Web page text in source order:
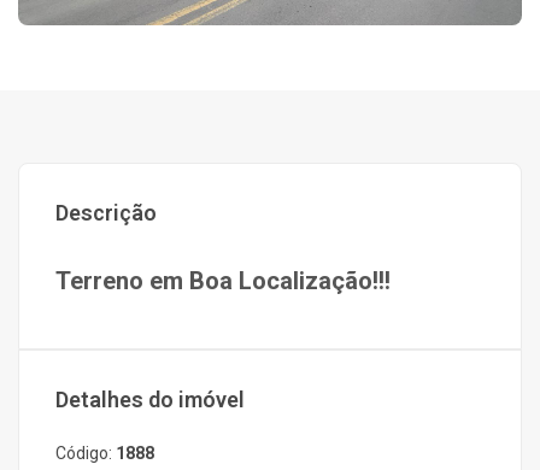
Descrição
Terreno em Boa Localização!!!
Detalhes do imóvel
Código: 1888